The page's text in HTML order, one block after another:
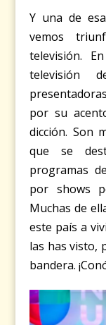
Y una de
vemos
televisión.
televisión
por su
dicción. Son
que se
programas
por shows
Muchas de
este país a
las has visto,
bandera.